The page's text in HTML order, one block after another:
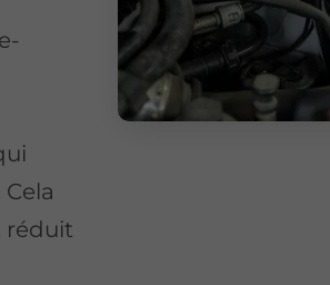
réduit